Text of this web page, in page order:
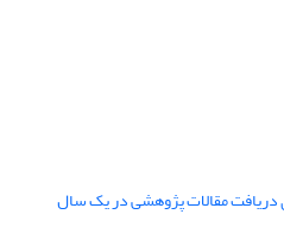
مقالات پژوهشی در یک سال